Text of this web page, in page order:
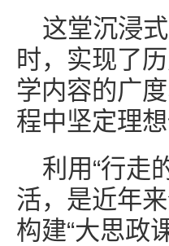
这堂沉浸
时，实现了
学内容的广
程中坚定理
利用“行走
活，是近年
构建“大思政